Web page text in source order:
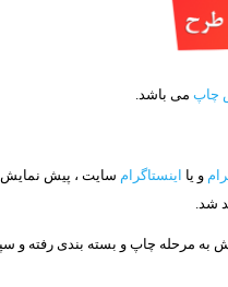
چاپ می باشد.
و یا اینستاگرام سایت ، پیش
شد.
به مرحله چاپ و بسته بندی رفته